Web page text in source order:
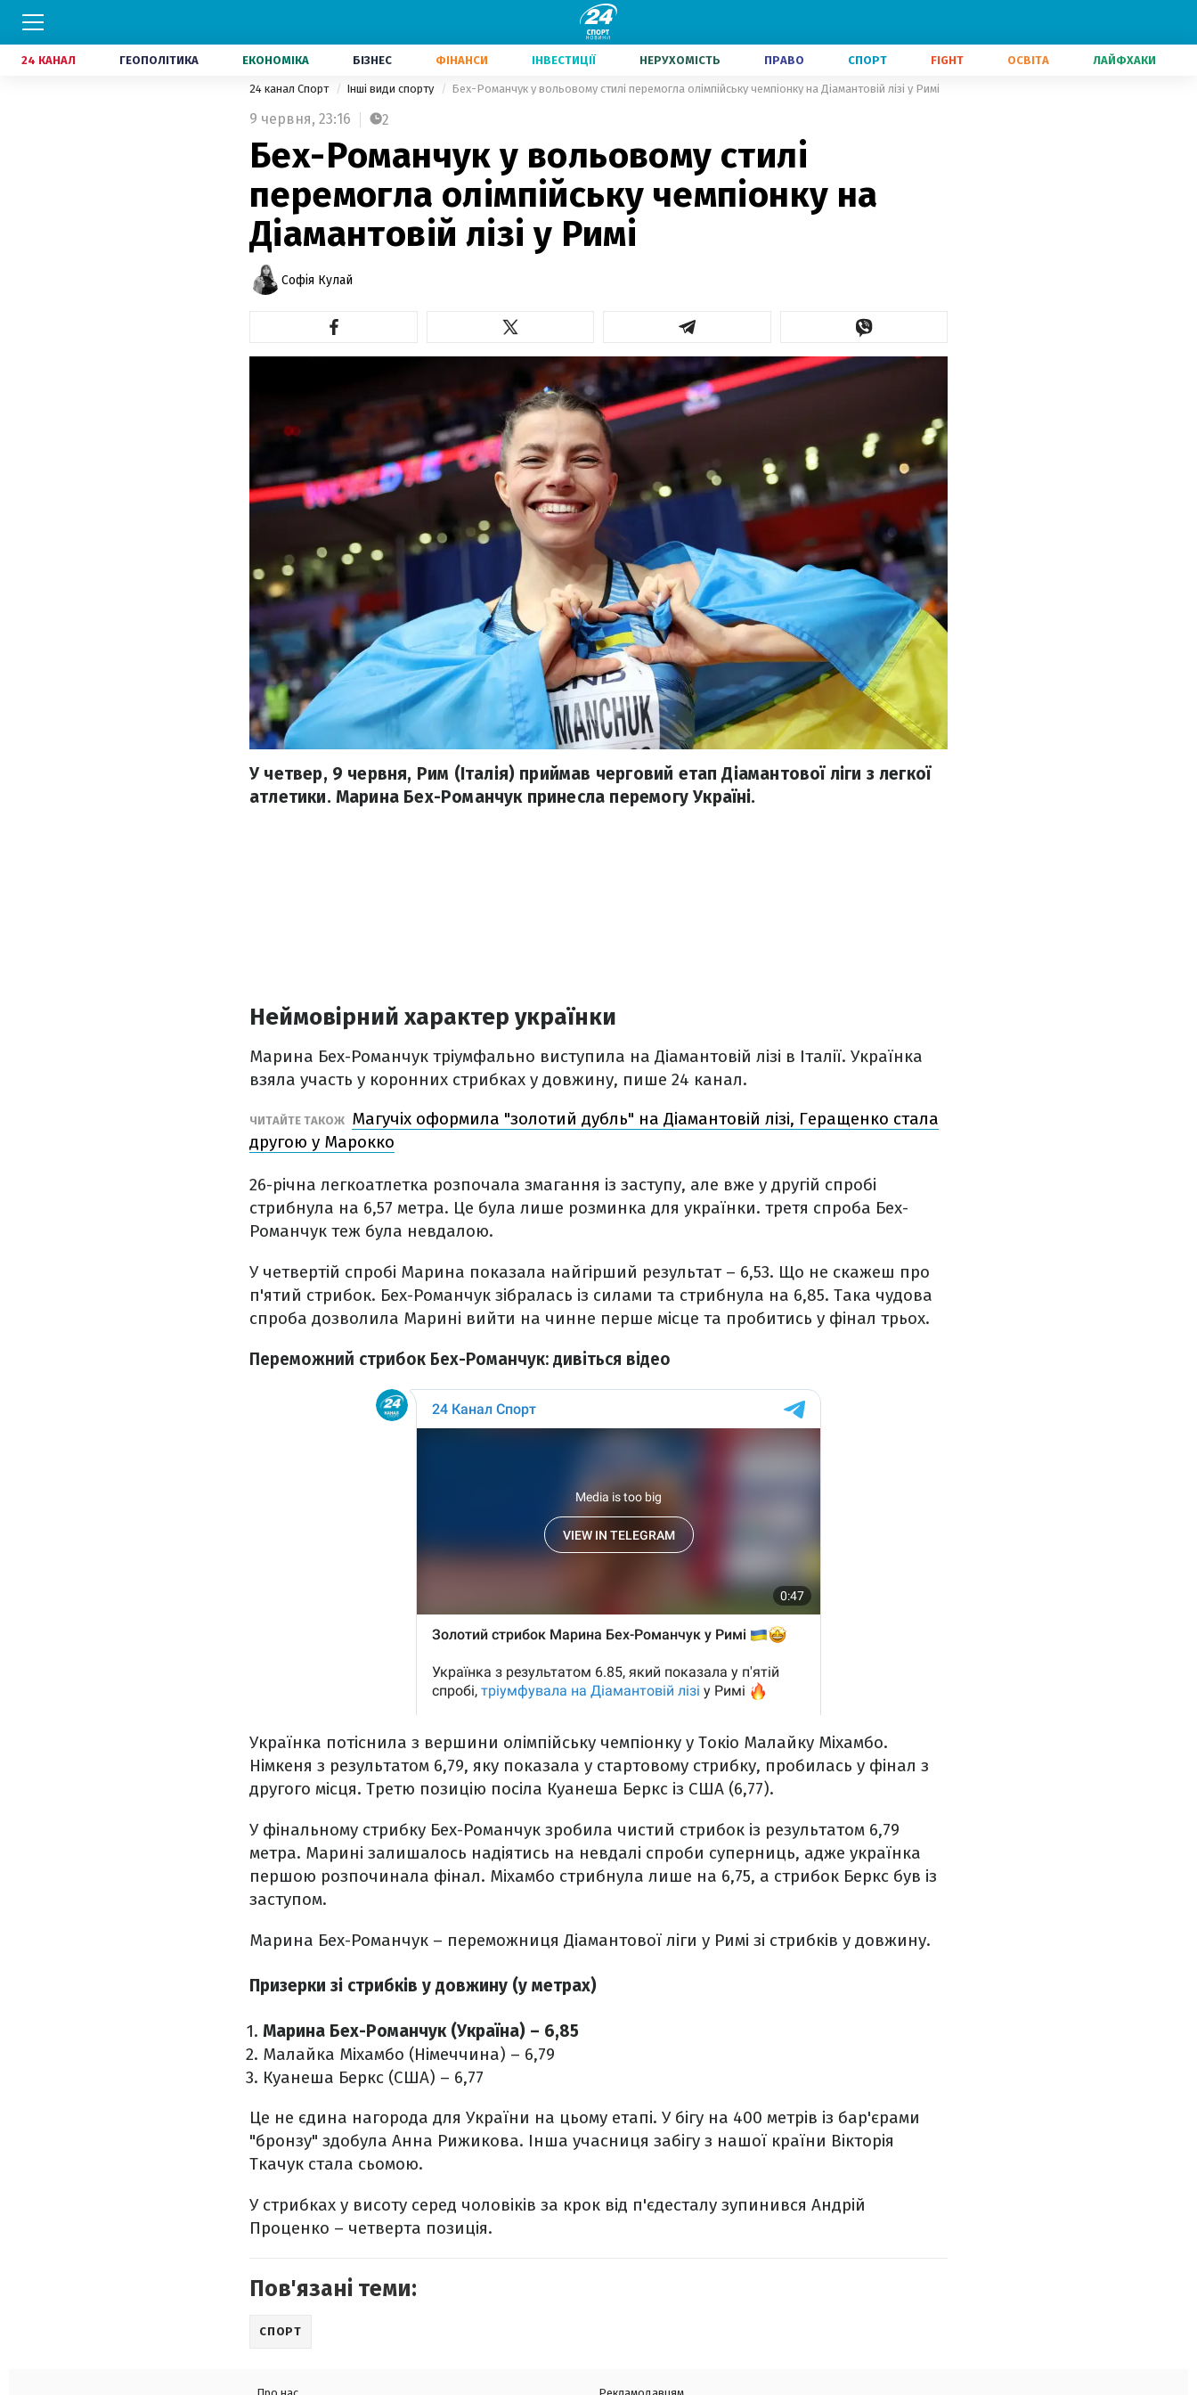
24 КАНАЛ ГЕОПОЛІТИКА ЕКОНОМІКА БІЗНЕС ФІНАНСИ ІНВЕСТИЦІЇ НЕРУХОМІСТЬ ПРАВО СПОРТ FIGHT ОСВІТА ЛАЙФХАКИ
24 канал Спорт Інші види спорту Бех-Романчук у вольовому стилі перемогла олімпійську чемпіонку на Діамантовій лізі у Римі
9 червня, 23:16 2
Бех-Романчук у вольовому стилі
перемогла олімпійську чемпіонку на
Діамантовій лізі у Римі
Софія Кулай
У четвер, 9 червня, Рим (Італія) приймав черговий етап Діамантової ліги з легкої
атлетики. Марина Бех-Романчук принесла перемогу Україні.
Неймовірний характер українки
Марина Бех-Романчук тріумфально виступила на Діамантовій лізі в Італії. Українка
взяла участь у коронних стрибках у довжину, пише 24 канал.
ЧИТАЙТЕ ТАКОЖ Магучіх оформила "золотий дубль" на Діамантовій лізі, Геращенко стала
другою у Марокко
26-річна легкоатлетка розпочала змагання із заступу, але вже у другій спробі
стрибнула на 6,57 метра. Це була лише розминка для українки. третя спроба Бех-
Романчук теж була невдалою.
У четвертій спробі Марина показала найгірший результат – 6,53. Що не скажеш про
п'ятий стрибок. Бех-Романчук зібралась із силами та стрибнула на 6,85. Така чудова
спроба дозволила Марині вийти на чинне перше місце та пробитись у фінал трьох.
Переможний стрибок Бех-Романчук: дивіться відео
Українка потіснила з вершини олімпійську чемпіонку у Токіо Малайку Міхамбо.
Німкеня з результатом 6,79, яку показала у стартовому стрибку, пробилась у фінал з
другого місця. Третю позицію посіла Куанеша Беркс із США (6,77).
У фінальному стрибку Бех-Романчук зробила чистий стрибок із результатом 6,79
метра. Марині залишалось надіятись на невдалі спроби суперниць, адже українка
першою розпочинала фінал. Міхамбо стрибнула лише на 6,75, а стрибок Беркс був із
заступом.
Марина Бех-Романчук – переможниця Діамантової ліги у Римі зі стрибків у довжину.
Призерки зі стрибків у довжину (у метрах)
Марина Бех-Романчук (Україна) – 6,85
Малайка Міхамбо (Німеччина) – 6,79
Куанеша Беркс (США) – 6,77
Це не єдина нагорода для України на цьому етапі. У бігу на 400 метрів із бар'єрами
"бронзу" здобула Анна Рижикова. Інша учасниця забігу з нашої країни Вікторія
Ткачук стала сьомою.
У стрибках у висоту серед чоловіків за крок від п'єдесталу зупинився Андрій
Проценко – четверта позиція.
Пов'язані теми:
СПОРТ